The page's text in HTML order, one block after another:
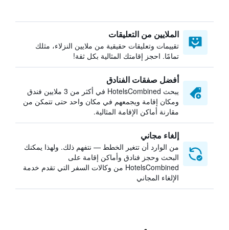
الملايين من التعليقات
تقييمات وتعليقات حقيقية من ملايين النزلاء، مثلك
تمامًا. احجز إقامتك المثالية بكل ثقة!
أفضل صفقات الفنادق
يبحث HotelsCombined في أكثر من 3 ملايين فندق
ومكان إقامة ويجمعهم في مكان واحد حتى تتمكن من
مقارنة أماكن الإقامة المثالية.
إلغاء مجاني
من الوارد أن تتغير الخطط — نتفهم ذلك. ولهذا يمكنك
البحث وحجز فنادق وأماكن إقامة على
HotelsCombined من وكالات السفر التي تقدم خدمة
الإلغاء المجاني